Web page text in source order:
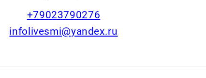
+79023790276
infolivesmi@yandex.ru